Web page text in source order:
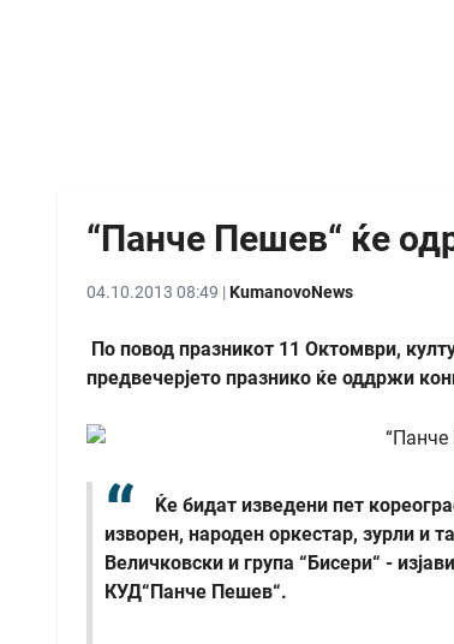
“Панче Пешев“ ќе
04.10.2013 08:49 |KumanovoNews
По повод празникот 11 Октомври,
предвечерјето празнико ќе оддржи
Ќе бидат изведени пет
изворен, народен оркестар, зурли и
Величковски и група “Бисери“ -
КУД“Панче Пешев“.